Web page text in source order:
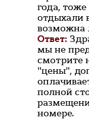
года, тоже
отдыхали
возможна
Ответ:
мы не
смотрите
"цены",
полной
номере.